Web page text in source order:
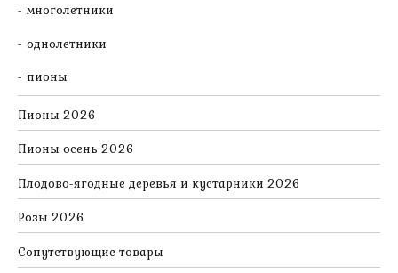
многолетники
однолетники
пионы
Пионы 2026
Пионы осень 2026
Плодово-ягодные деревья и кустарники 2026
Розы 2026
Сопутствующие товары